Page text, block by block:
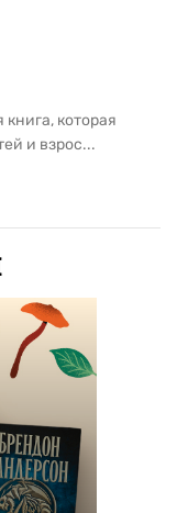
которая
и взрос...